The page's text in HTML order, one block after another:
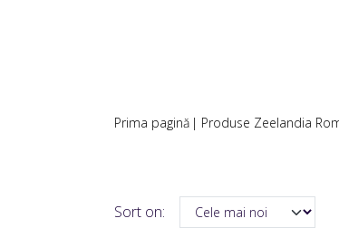
Prima pagină Produse Zeelandia
Sort on: